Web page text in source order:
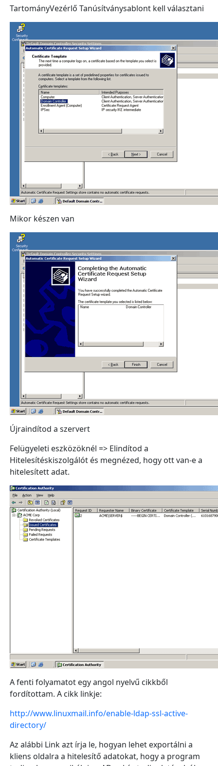
TartományVezérlő Tanúsítványsablont kell választani
Mikor készen van
Újraindítod a szervert
Felügyeleti eszközöknél => Elindítod a
Hitelesítéskiszolgálót és megnézed, hogy ott van-e a
hitelesített adat.
A fenti folyamatot egy angol nyelvű cikkből
fordítottam. A cikk linkje:
http://www.linuxmail.info/enable-ldap-ssl-active-
directory/
Az alábbi Link azt írja le, hogyan lehet exportálni a
kliens oldalra a hitelesítő adatokat, hogy a program